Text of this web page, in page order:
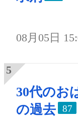
08月05日
30代のお
の過去
87